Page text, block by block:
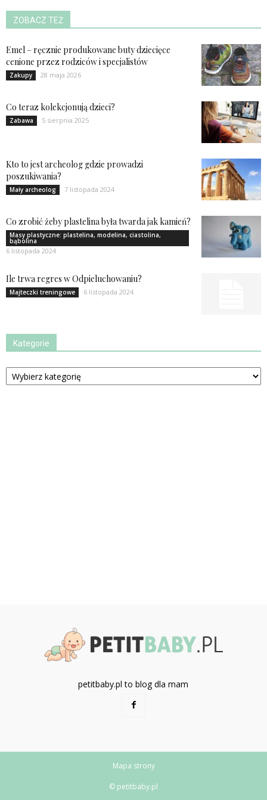
ZOBACZ TEŻ
Emel – ręcznie produkowane buty dziecięce
cenione przez rodziców i specjalistów
Zakupy 28 maja 2026
Co teraz kolekcjonują dzieci?
Zabawa 5 sierpnia 2025
Kto to jest archeolog gdzie prowadzi
poszukiwania?
Mały archeolog 7 listopada 2024
Co zrobić żeby plastelina była twarda jak kamień?
Masy plastyczne: plastelina, modelina, ciastolina,
bąbolina
6 listopada 2024
Ile trwa regres w Odpieluchowaniu?
Majteczki treningowe 6 listopada 2024
Kategorie
Kategorie
petitbaby.pl to blog dla mam
Mapa strony
© petitbaby.pl